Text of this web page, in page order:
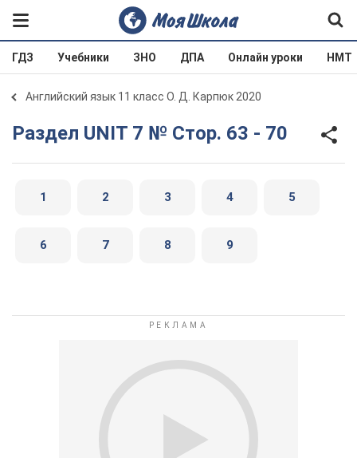
ГДЗ Учебники ЗНО ДПА Онлайн уроки НМТ
Английский язык 11 класс О. Д. Карпюк 2020
Раздел UNIT 7 № Стор. 63 - 70
1 2 3 4 5
6 7 8 9